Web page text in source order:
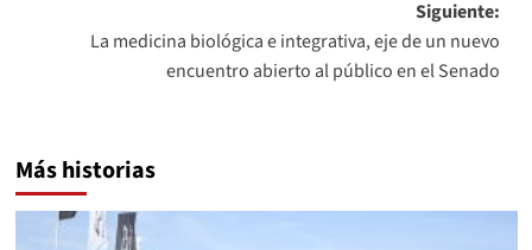
entradas
Siguiente:
La medicina biológica e integrativa, eje de un nuevo
encuentro abierto al público en el Senado
Más historias